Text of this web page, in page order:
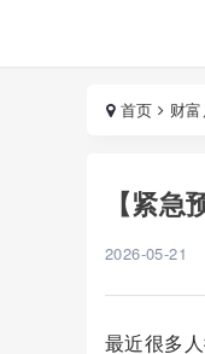
首页 财
【紧
2026-05-21
最近很多